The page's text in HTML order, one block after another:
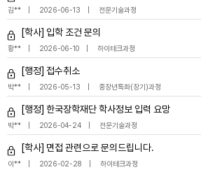
김** 2026-06-13 전문기술과정
[학사] 입학 조건 문의
황** 2026-06-10 하이테크과정
[행정] 접수취소
박** 2026-05-13 중장년특화(장기)과정
[행정] 한국장학재단 학사정보 입력 요망
박** 2026-04-24 전문기술과정
[학사] 면접 관련으로 문의드립니다.
이** 2026-02-28 하이테크과정